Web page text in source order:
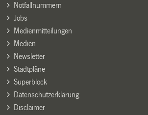
Notfallnummern
Jobs
Medienmitteilungen
Medien
Newsletter
Stadtpläne
Superblock
Datenschutzerklärung
Disclaimer